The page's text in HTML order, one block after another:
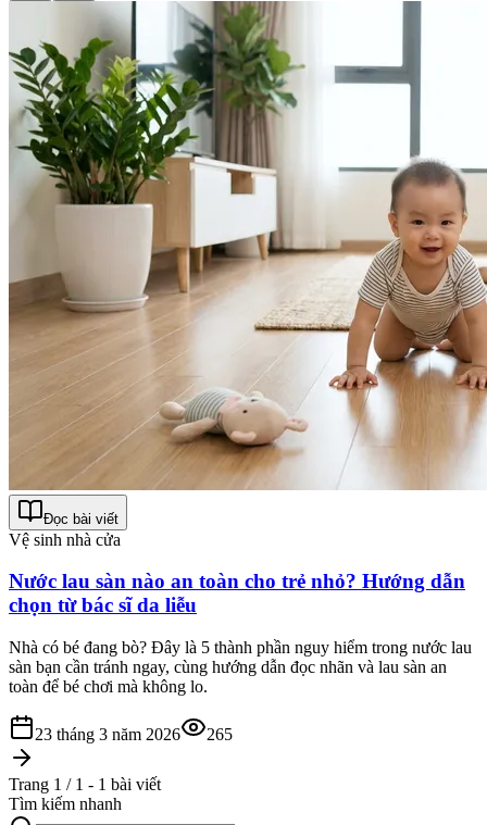
Đọc bài viết
Vệ sinh nhà cửa
Nước lau sàn nào an toàn cho trẻ nhỏ? Hướng dẫn
chọn từ bác sĩ da liễu
Nhà có bé đang bò? Đây là 5 thành phần nguy hiểm trong nước lau
sàn bạn cần tránh ngay, cùng hướng dẫn đọc nhãn và lau sàn an
toàn để bé chơi mà không lo.
23 tháng 3 năm 2026 265
Trang 1 / 1 - 1 bài viết
Tìm kiếm nhanh